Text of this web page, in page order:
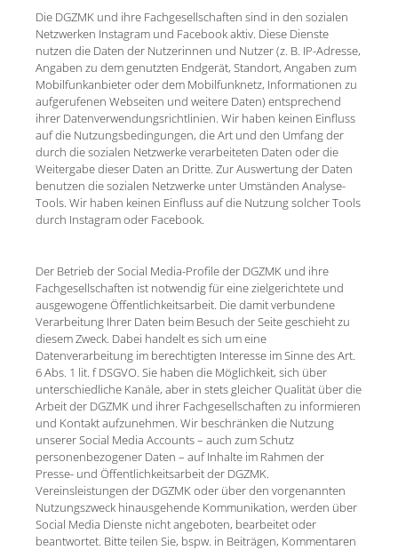
Die DGZMK und ihre Fachgesellschaften sind in den sozialen
Netzwerken Instagram und Facebook aktiv. Diese Dienste
nutzen die Daten der Nutzerinnen und Nutzer (z. B. IP-Adresse,
Angaben zu dem genutzten Endgerät, Standort, Angaben zum
Mobilfunkanbieter oder dem Mobilfunknetz, Informationen zu
aufgerufenen Webseiten und weitere Daten) entsprechend
ihrer Datenverwendungsrichtlinien. Wir haben keinen Einfluss
auf die Nutzungsbedingungen, die Art und den Umfang der
durch die sozialen Netzwerke verarbeiteten Daten oder die
Weitergabe dieser Daten an Dritte. Zur Auswertung der Daten
benutzen die sozialen Netzwerke unter Umständen Analyse-
Tools. Wir haben keinen Einfluss auf die Nutzung solcher Tools
durch Instagram oder Facebook.
Der Betrieb der Social Media-Profile der DGZMK und ihre
Fachgesellschaften ist notwendig für eine zielgerichtete und
ausgewogene Öffentlichkeitsarbeit. Die damit verbundene
Verarbeitung Ihrer Daten beim Besuch der Seite geschieht zu
diesem Zweck. Dabei handelt es sich um eine
Datenverarbeitung im berechtigten Interesse im Sinne des Art.
6 Abs. 1 lit. f DSGVO. Sie haben die Möglichkeit, sich über
unterschiedliche Kanäle, aber in stets gleicher Qualität über die
Arbeit der DGZMK und ihrer Fachgesellschaften zu informieren
und Kontakt aufzunehmen. Wir beschränken die Nutzung
unserer Social Media Accounts – auch zum Schutz
personenbezogener Daten – auf Inhalte im Rahmen der
Presse- und Öffentlichkeitsarbeit der DGZMK.
Vereinsleistungen der DGZMK oder über den vorgenannten
Nutzungszweck hinausgehende Kommunikation, werden über
Social Media Dienste nicht angeboten, bearbeitet oder
beantwortet. Bitte teilen Sie, bspw. in Beiträgen, Kommentaren